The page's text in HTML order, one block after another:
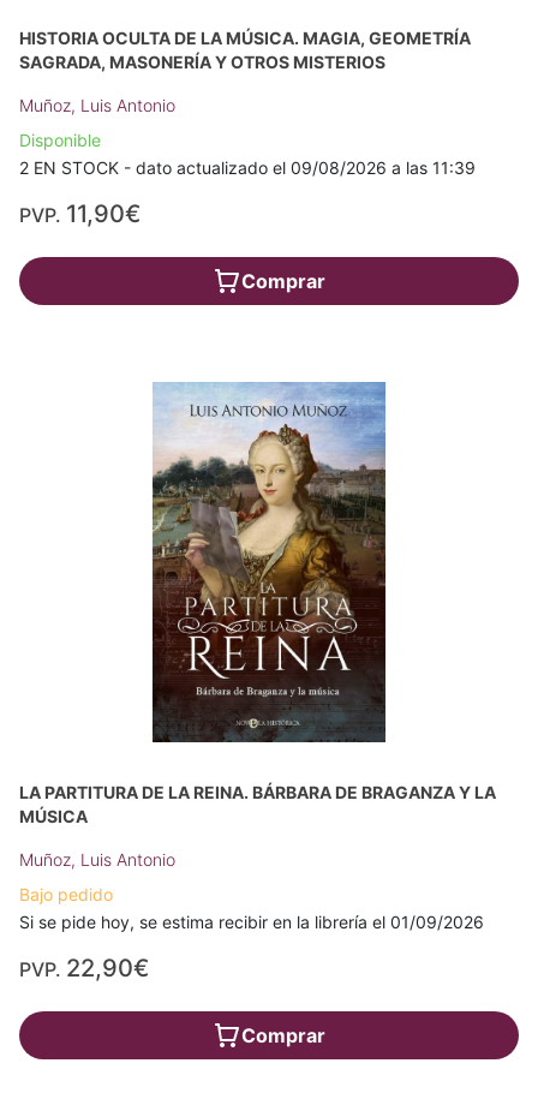
HISTORIA OCULTA DE LA MÚSICA. MAGIA, GEOMETRÍA
SAGRADA, MASONERÍA Y OTROS MISTERIOS
Muñoz, Luis Antonio
Disponible
2 EN STOCK - dato actualizado el 09/08/2026 a las 11:39
PVP. 11,90€
Comprar
LA PARTITURA DE LA REINA. BÁRBARA DE BRAGANZA Y LA
MÚSICA
Muñoz, Luis Antonio
Bajo pedido
Si se pide hoy, se estima recibir en la librería el 01/09/2026
PVP. 22,90€
Comprar